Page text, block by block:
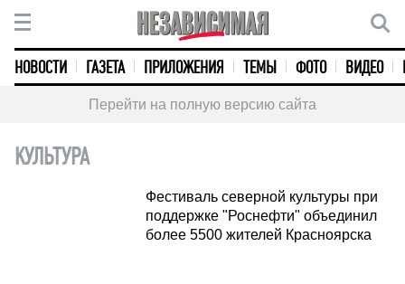
НОВОСТИ ГАЗЕТА ПРИЛОЖЕНИЯ ТЕМЫ ФОТО ВИДЕО
Перейти на полную версию сайта
КУЛЬТУРА
Фестиваль северной культуры при
поддержке "Роснефти" объединил
более 5500 жителей Красноярска